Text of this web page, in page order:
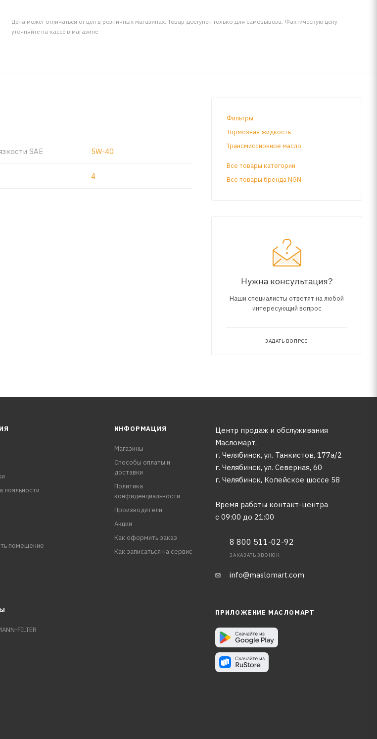
Цена может отличаться от цен в розничных магазинах. Товар доступен только для самовывоза. Фактическую цену
уточняйте на кассе в магазине
SAE 5W-40
4
Фильтры
Тормозная жидкость
Трансмиссионное масло
Все товары категории
Все товары бренда NGN
Нужна консультация?
Наши специалисты ответят на любой
интересующий вопрос
ЗАДАТЬ ВОПРОС
лояльности
помещение
ИНФОРМАЦИЯ
Магазины
Способы оплаты и
доставки
Политика
конфиденциальности
Производители
Акции
Как оформить заказ
Как записаться на сервис
Центр продаж и обслуживания
Масломарт,
г. Челябинск, ул. Танкистов, 177а/2
г. Челябинск, ул. Северная, 60
г. Челябинск, Копейское шоссе 58
Время работы контакт-центра
с 09:00 до 21:00
8 800 511-02-92
ЗАКАЗАТЬ ЗВОНОК
info@maslomart.com
FILTER
ПРИЛОЖЕНИЕ МАСЛОМАРТ